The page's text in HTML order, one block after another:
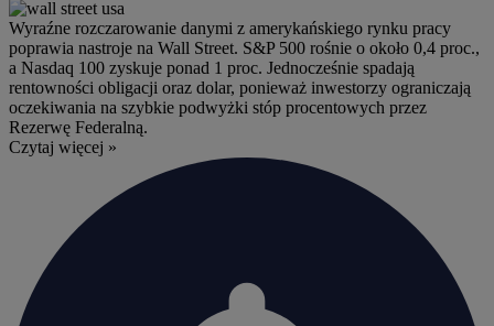
Wyraźne rozczarowanie danymi z amerykańskiego rynku pracy
poprawia nastroje na Wall Street. S&P 500 rośnie o około 0,4 proc.,
a Nasdaq 100 zyskuje ponad 1 proc. Jednocześnie spadają
rentowności obligacji oraz dolar, ponieważ inwestorzy ograniczają
oczekiwania na szybkie podwyżki stóp procentowych przez
Rezerwę Federalną.
Czytaj więcej »